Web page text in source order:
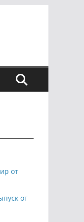
от
от